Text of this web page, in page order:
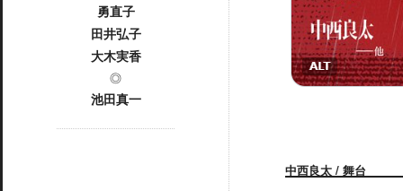
中西良太 / 舞台
勇直子
田井弘子
大木実香
◎
池田真一